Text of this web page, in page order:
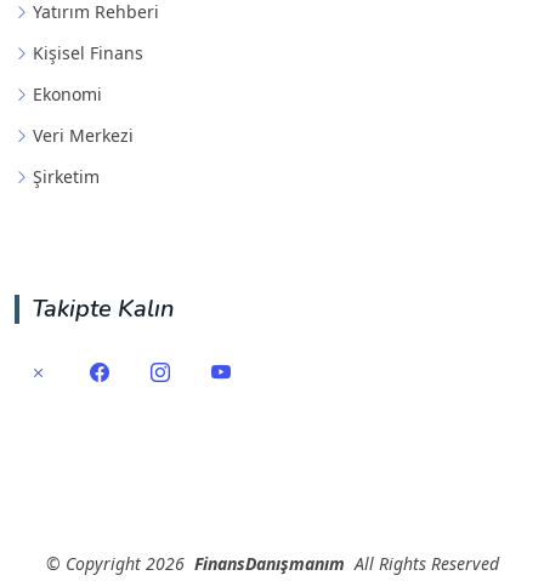
Yatırım Rehberi
Kişisel Finans
Ekonomi
Veri Merkezi
Şirketim
Takipte Kalın
© Copyright2026 FinansDanışmanım All Rights Reserved